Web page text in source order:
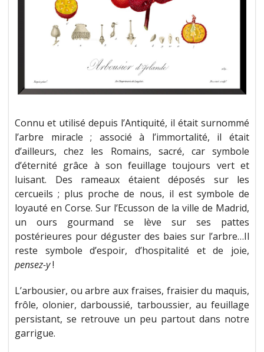
Connu et utilisé depuis l’Antiquité, il était surnommé
l’arbre miracle ; associé à l’immortalité, il était
d’ailleurs, chez les Romains, sacré, car symbole
d’éternité grâce à son feuillage toujours vert et
luisant. Des rameaux étaient déposés sur les
cercueils ; plus proche de nous, il est symbole de
loyauté en Corse. Sur l’Ecusson de la ville de Madrid,
un ours gourmand se lève sur ses pattes
postérieures pour déguster des baies sur l’arbre…Il
reste symbole d’espoir, d’hospitalité et de joie,
pensez-y!
L’arbousier, ou arbre aux fraises, fraisier du maquis,
frôle, olonier, darboussié, tarboussier, au feuillage
persistant, se retrouve un peu partout dans notre
garrigue.